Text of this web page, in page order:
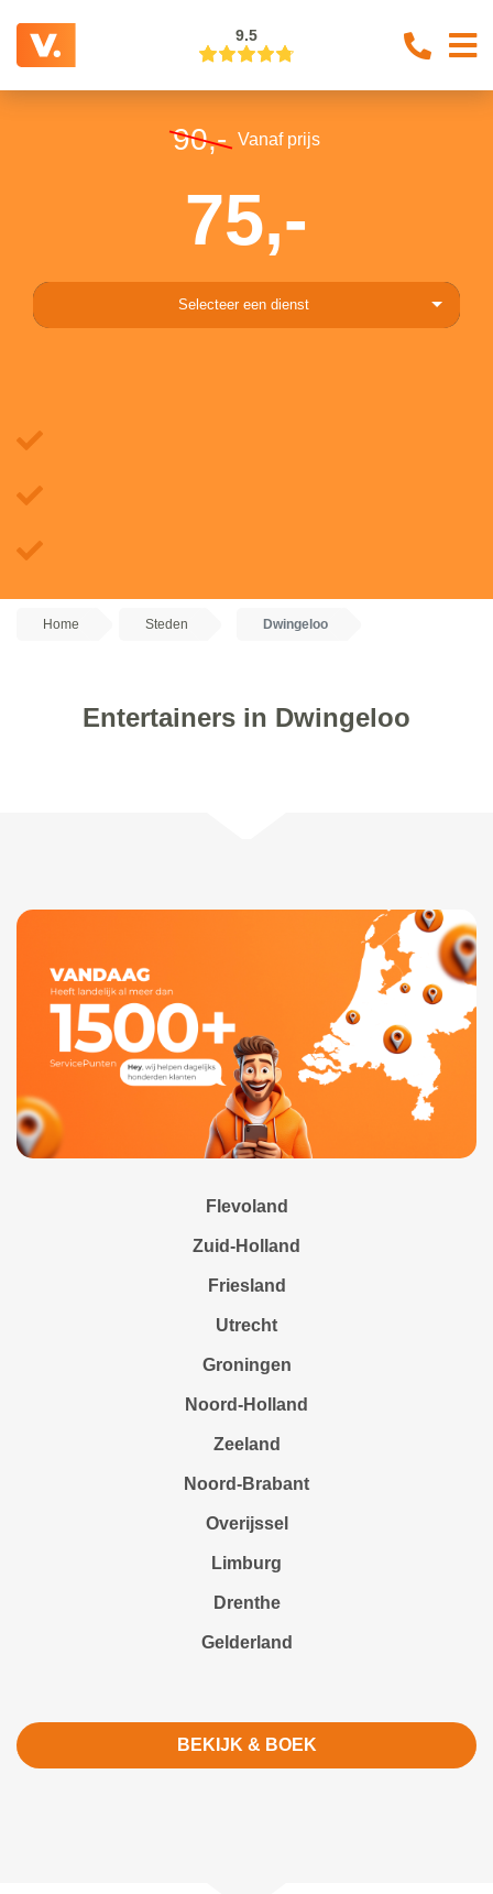
9.5
90,- Vanaf prijs
75,-
Selecteer een dienst
Home Steden Dwingeloo
Entertainers in Dwingeloo
Flevoland
Zuid-Holland
Friesland
Utrecht
Groningen
Noord-Holland
Zeeland
Noord-Brabant
Overijssel
Limburg
Drenthe
Gelderland
BEKIJK & BOEK